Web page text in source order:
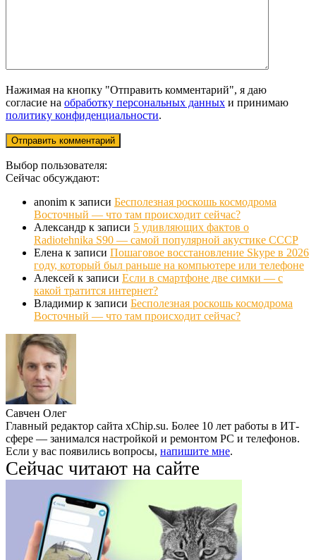
Нажимая на кнопку "Отправить комментарий", я даю
согласие на обработку персональных данных и принимаю
политику конфиденциальности.
Выбор пользователя:
Сейчас обсуждают:
anonim к записи Бесполезная роскошь космодрома
Восточный — что там происходит сейчас?
Александр к записи 5 удивляющих фактов о
Radiotehnika S90 — самой популярной акустике СССР
Елена к записи Пошаговое восстановление Skype в 2026
году, который был раньше на компьютере или телефоне
Алексей к записи Если в смартфоне две симки — с
какой тратится интернет?
Владимир к записи Бесполезная роскошь космодрома
Восточный — что там происходит сейчас?
Савчен Олег
Главный редактор сайта xChip.su. Более 10 лет работы в ИТ-
сфере — занимался настройкой и ремонтом PC и телефонов.
Если у вас появились вопросы, напишите мне.
Сейчас читают на сайте